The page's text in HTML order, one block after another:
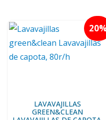
20
LAVAVAJILLAS
GREEN&CLEAN